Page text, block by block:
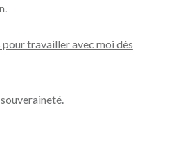
travailler avec moi dès